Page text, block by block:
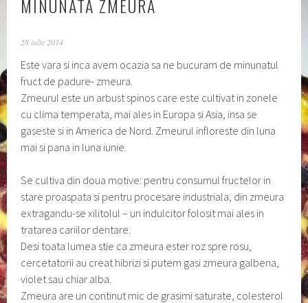
MINUNATA ZMEURA
28 iulie 2014
Este vara si inca avem ocazia sa ne bucuram de minunatul
fruct de padure- zmeura.
Zmeurul este un arbust spinos care este cultivat in zonele
cu clima temperata, mai ales in Europa si Asia, insa se
gaseste si in America de Nord. Zmeurul infloreste din luna
mai si pana in luna iunie.
Se cultiva din doua motive: pentru consumul fructelor in
stare proaspata si pentru procesare industriala, din zmeura
extragandu-se xilitolul – un indulcitor folosit mai ales in
tratarea cariilor dentare.
Desi toata lumea stie ca zmeura ester roz spre rosu,
cercetatorii au creat hibrizi si putem gasi zmeura galbena,
violet sau chiar alba.
Zmeura are un continut mic de grasimi saturate, colesterol